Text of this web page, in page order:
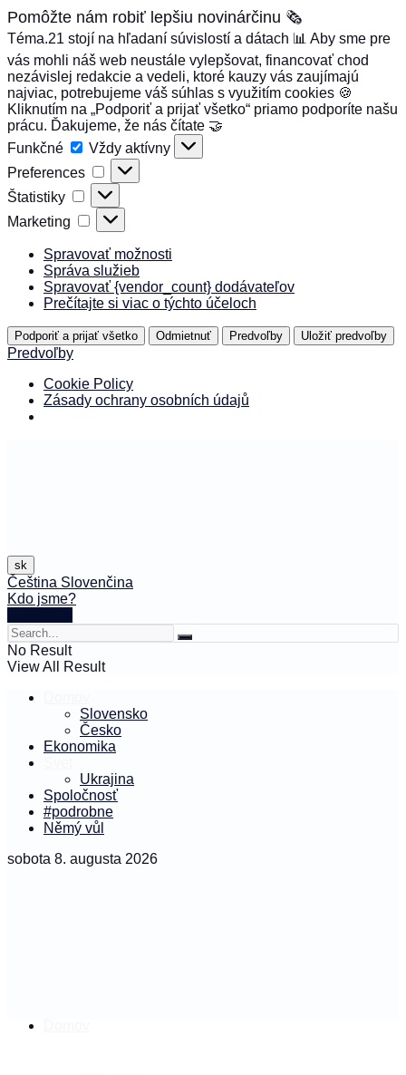
Pomôžte nám robiť lepšiu novinárčinu 🗞️
Téma.21 stojí na hľadaní súvislostí a dátach 📊 Aby sme pre
vás mohli náš web neustále vylepšovat, financovať chod
nezávislej redakcie a vedeli, ktoré kauzy vás zaujímajú
najviac, potrebujeme váš súhlas s využitím cookies 🍪
Kliknutím na „Podporiť a prijať všetko“ priamo podporíte našu
prácu. Ďakujeme, že nás čítate 🤝
Funkčné
Funkčné
Vždy aktívny
Preferences
Preferences
Štatistiky Štatistiky
Marketing Marketing
Spravovať možnosti
Správa služieb
Spravovať {vendor_count} dodávateľov
Prečítajte si viac o týchto účeloch
Podporiť a prijať všetko Odmietnuť Predvoľby Uložiť predvoľby
Predvoľby
Cookie Policy
Zásady ochrany osobních údajů
sk
Čeština Slovenčina
Kdo jsme?
No Result
View All Result
Slovensko
Česko
Ekonomika
Ukrajina
Spoločnosť
#podrobne
Němý vůl
sobota 8. augusta 2026